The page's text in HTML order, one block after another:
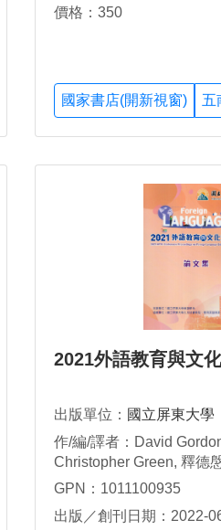
價格：350
國家書店(開新視窗) 五
2021外語教育與文
出版單位： 國立屏東大學
作/編/譯者：David
Christopher Green, 釋德
張月環
GPN：1011100935
出版／創刊日期：2022-